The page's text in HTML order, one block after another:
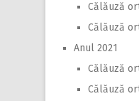
Călăuză
Călăuză
Anul 2021
Călăuză
Călăuză